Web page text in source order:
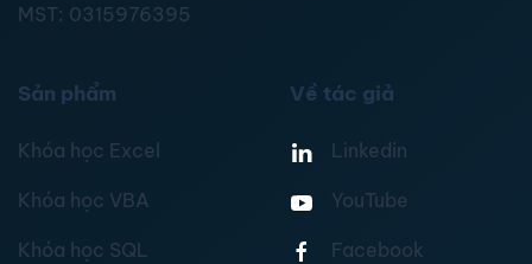
MST: 0315976395
Sản phẩm
Khóa học Excel
Khóa học VBA
Khóa học SQL
Về tác giả
Linkedin
YouTube
Facebook